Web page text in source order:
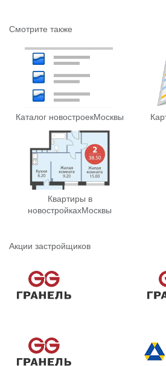
Смотрите также
Каталог новостроекМосквы
Квартиры в
новостройкахМосквы
Акции застройщиков